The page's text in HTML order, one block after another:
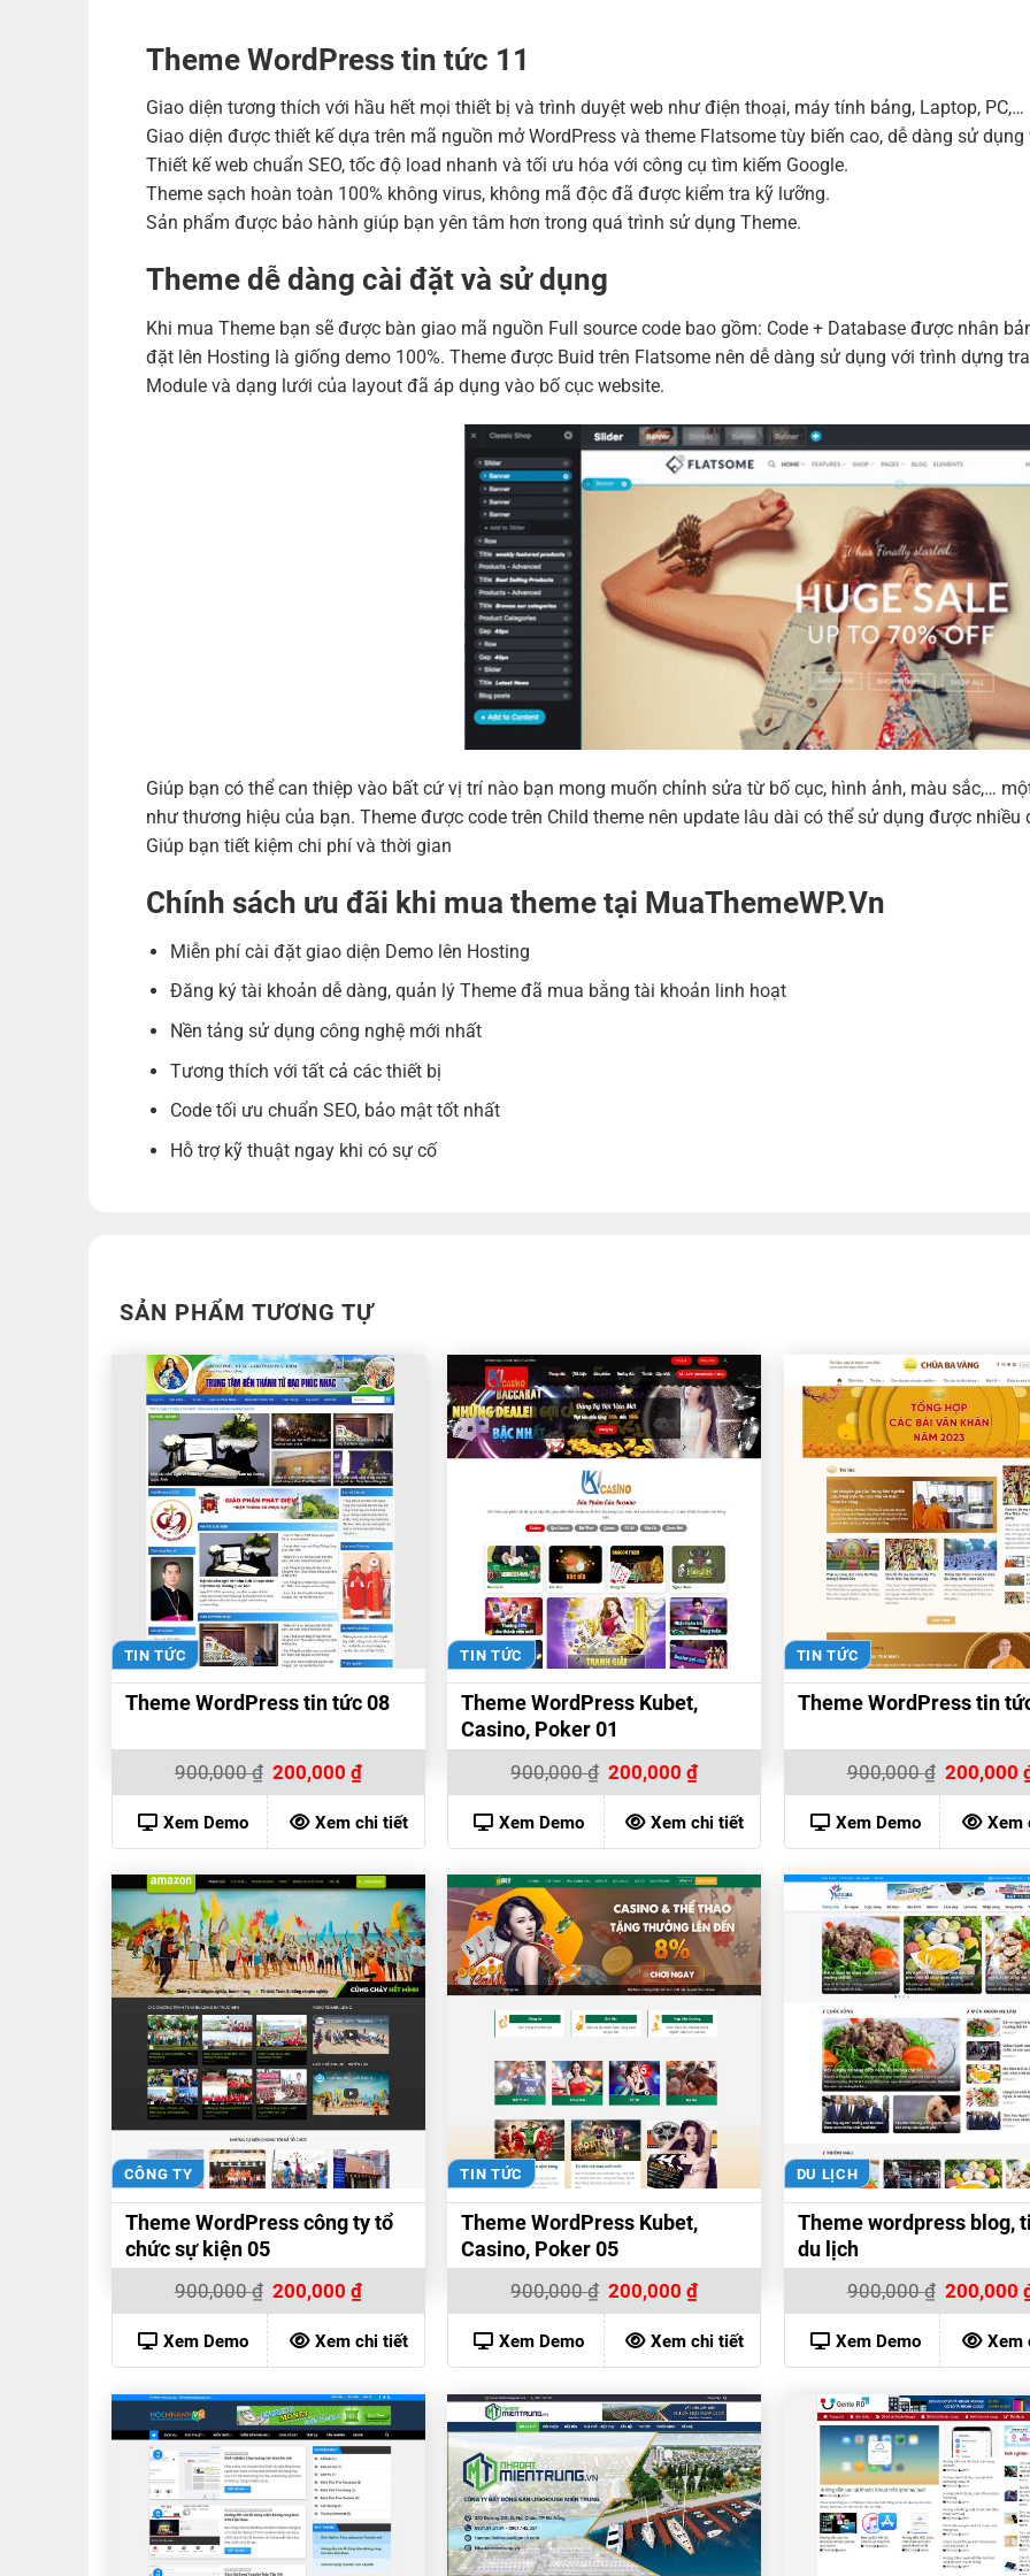
Theme WordPress tin tức 11
Giao diện tương thích với hầu hết mọi thiết bị và trình duyệt web như điện thoại, máy tính bảng, Laptop, PC,…
Giao diện được thiết kế dựa trên mã nguồn mở WordPress và theme Flatsome tùy biến cao, dễ dàng sử dụng
Thiết kế web chuẩn SEO, tốc độ load nhanh và tối ưu hóa với công cụ tìm kiếm Google.
Theme sạch hoàn toàn 100% không virus, không mã độc đã được kiểm tra kỹ lưỡng.
Sản phẩm được bảo hành giúp bạn yên tâm hơn trong quá trình sử dụng Theme.
Theme dễ dàng cài đặt và sử dụng
Khi mua Theme bạn sẽ được bàn giao mã nguồn Full source code bao gồm: Code + Database được nhân
đặt lên Hosting là giống demo 100%. Theme được Buid trên Flatsome nên dễ dàng sử dụng với trình dựng
Module và dạng lưới của layout đã áp dụng vào bố cục website.
Giúp bạn có thể can thiệp vào bất cứ vị trí nào bạn mong muốn chỉnh sửa từ bố cục, hình ảnh, màu sắc,…
như thương hiệu của bạn. Theme được code trên Child theme nên update lâu dài có thể sử dụng được
Giúp bạn tiết kiệm chi phí và thời gian
Chính sách ưu đãi khi mua theme tại MuaThemeWP.Vn
Miễn phí cài đặt giao diện Demo lên Hosting
Đăng ký tài khoản dễ dàng, quản lý Theme đã mua bằng tài khoản linh hoạt
Nền tảng sử dụng công nghệ mới nhất
Tương thích với tất cả các thiết bị
Code tối ưu chuẩn SEO, bảo mật tốt nhất
Hỗ trợ kỹ thuật ngay khi có sự cố
SẢN PHẨM TƯƠNG TỰ
TIN TỨC
Theme WordPress tin tức 08
900,000₫ Giá
gốc
là:
900,000 ₫.
200,000 ₫Giá
hiện
tại
là:
200,000 ₫.
Xem Demo Xem chi tiết
TIN TỨC
Theme WordPress Kubet,
Casino, Poker 01
900,000₫ Giá
gốc
là:
900,000 ₫.
200,000₫Giá
tại
là:
200,000 ₫.
Xem Demo Xem chi tiết
TIN TỨC
Theme WordPress tin
900,000₫ Giá
gốc
là:
900,000 ₫.
200,000
Xem Demo Xem
CÔNG TY
Theme WordPress công ty tổ
chức sự kiện 05
900,000₫ Giá
900,000 ₫.
200,000 ₫Giá
hiện
là:
200,000 ₫.
Xem Demo Xem chi tiết
TIN TỨC
Theme WordPress Kubet,
Casino, Poker 05
900,000₫ Giá
900,000 ₫.
200,000₫Giá
là:
200,000 ₫.
Xem Demo Xem chi tiết
DU LỊCH
Theme wordpress blog,
du lịch
900,000₫ Giá
900,000 ₫.
200,000
Xem Demo Xem